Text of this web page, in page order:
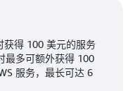
获得 100 美元的服务
最多可额外获得 100
服务，最长可达 6